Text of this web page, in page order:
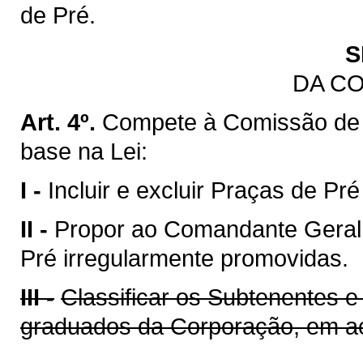
de Pré.
DA
Art. 4º. Compete à Comissão
base na Lei:
I - Incluir e excluir Praças de
II - Propor ao Comandante
Pré irregularmente promovidas.
III - Classificar os Subtenentes
graduados da Corporação, em